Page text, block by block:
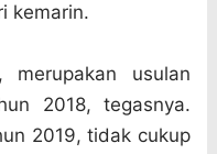
kemarin.
usulan
2018, tegasnya.
2019, tidak cukup